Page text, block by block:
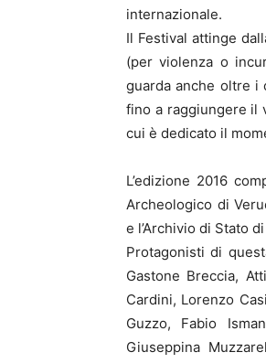
internazionale.
Il Festival attinge
(per violenza o
guarda anche oltre i
fino a raggiungere il
cui è dedicato il
L’edizione 2016
Archeologico di
e l’Archivio di Stato
Protagonisti di
Gastone Breccia,
Cardini, Lorenzo
Guzzo, Fabio
Giuseppina